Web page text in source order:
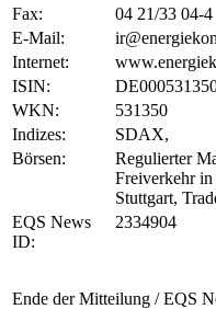
Fax:
04 21/33 04-4
E-Mail:
Internet:
ISIN:
WKN:
531350
Indizes:
SDAX,
Börsen:
Regulierter
Freiverkehr
Stuttgart,
EQS News
ID:
2334904
Ende der Mitteilung / EQS